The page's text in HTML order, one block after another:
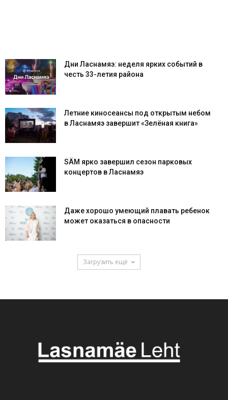
Дни Ласнамяэ: неделя ярких событий в
честь 33-летия района
Летние киносеансы под открытым небом
в Ласнамяэ завершит «Зелёная книга»
SÄM ярко завершил сезон парковых
концертов в Ласнамяэ
Даже хорошо умеющий плавать ребенок
может оказаться в опасности
Загрузить ещё